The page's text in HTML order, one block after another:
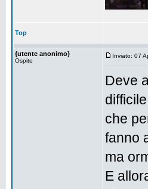
Top
{utente anonimo}
Ospite
Inviato: 07
Deve
che
fanno
ma
E